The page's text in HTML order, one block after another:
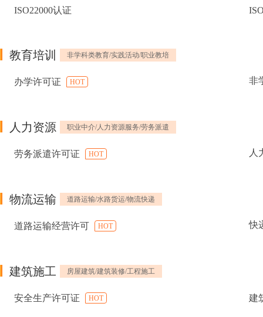
ISO22000认证
教育培训 非学科类教育/实践活动/职业教培
办学许可证 HOT 非
人力资源 职业中介/人力资源服务/劳务派遣
劳务派遣许可证 HOT 人
物流运输 道路运输/水路货运/物流快递
道路运输经营许可 HOT 快
建筑施工 房屋建筑/建筑装修/工程施工
安全生产许可证 HOT 建